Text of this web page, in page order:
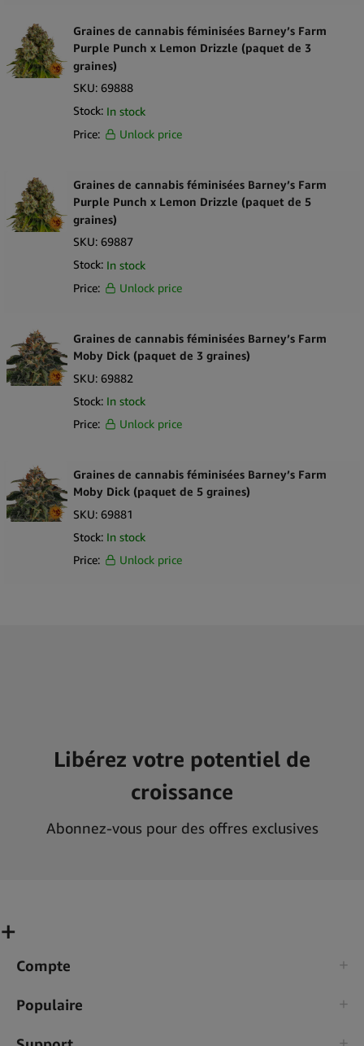
Graines de cannabis féminisées Barney’s Farm
Purple Punch x Lemon Drizzle (paquet de 3
graines)
SKU: 69888
Stock: In stock
Price:
Unlock price
Graines de cannabis féminisées Barney’s Farm
Purple Punch x Lemon Drizzle (paquet de 5
graines)
SKU: 69887
Stock: In stock
Price:
Unlock price
Graines de cannabis féminisées Barney’s Farm
Moby Dick (paquet de 3 graines)
SKU: 69882
Stock: In stock
Price:
Unlock price
Graines de cannabis féminisées Barney’s Farm
Moby Dick (paquet de 5 graines)
SKU: 69881
Stock: In stock
Price:
Unlock price
Libérez votre potentiel de
croissance
Abonnez-vous pour des offres exclusives
Compte
Populaire